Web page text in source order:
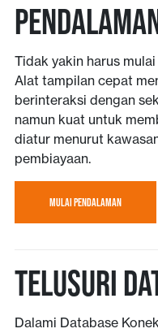
Tidak yakin harus
Alat tampilan cepat
berinteraksi dengan
namun kuat untuk
diatur menurut
pembiayaan.
MULAI PENDALAMAN
TELUSURI
Dalami Database